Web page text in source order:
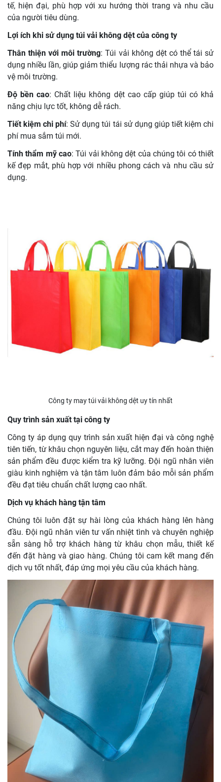
tế, hiện đại, phù hợp với xu hướng thời trang và nhu cầu
của người tiêu dùng.
Lợi ích khi sử dụng túi vải không dệt của công ty
Thân thiện với môi trường: Túi vải không dệt có thể tái sử
dụng nhiều lần, giúp giảm thiểu lượng rác thải nhựa và bảo
vệ môi trường.
Độ bền cao: Chất liệu không dệt cao cấp giúp túi có khả
năng chịu lực tốt, không dễ rách.
Tiết kiệm chi phí: Sử dụng túi tái sử dụng giúp tiết kiệm chi
phí mua sắm túi mới.
Tính thẩm mỹ cao: Túi vải không dệt của chúng tôi có thiết
kế đẹp mắt, phù hợp với nhiều phong cách và nhu cầu sử
dụng.
Công ty may túi vải không dệt uy tín nhất
Quy trình sản xuất tại công ty
Công ty áp dụng quy trình sản xuất hiện đại và công nghệ
tiên tiến, từ khâu chọn nguyên liệu, cắt may đến hoàn thiện
sản phẩm đều được kiểm tra kỹ lưỡng. Đội ngũ nhân viên
giàu kinh nghiệm và tận tâm luôn đảm bảo mỗi sản phẩm
đều đạt tiêu chuẩn chất lượng cao nhất.
Dịch vụ khách hàng tận tâm
Chúng tôi luôn đặt sự hài lòng của khách hàng lên hàng
đầu. Đội ngũ nhân viên tư vấn nhiệt tình và chuyên nghiệp
sẵn sàng hỗ trợ khách hàng từ khâu chọn mẫu, thiết kế
đến đặt hàng và giao hàng. Chúng tôi cam kết mang đến
dịch vụ tốt nhất, đáp ứng mọi yêu cầu của khách hàng.